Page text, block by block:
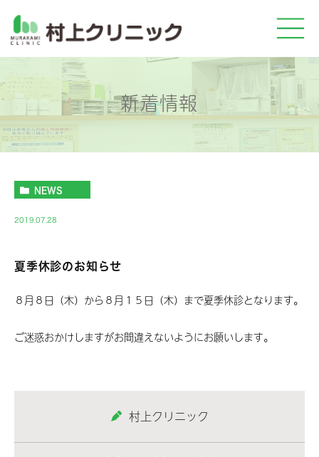
新着情報
NEWS
2019.07.28
夏季休診のお知らせ
８月８日（木）から８月１５日（木）まで夏季休診となります。
ご迷惑おかけしますがお間違えないようにお願いします。
村上クリニック